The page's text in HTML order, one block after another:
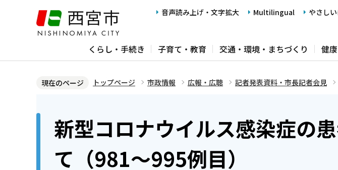
ジ
音声読み上げ・文字拡大 Multilingual やさし
くらし・手続き 子育て・教育 交通・環境・まちづくり 健
現在のページ トップページ 市政情報 広報・広聴 記者発表資料・市長記者会見
新型コロナウイルス感染症の
て（981～995例目）